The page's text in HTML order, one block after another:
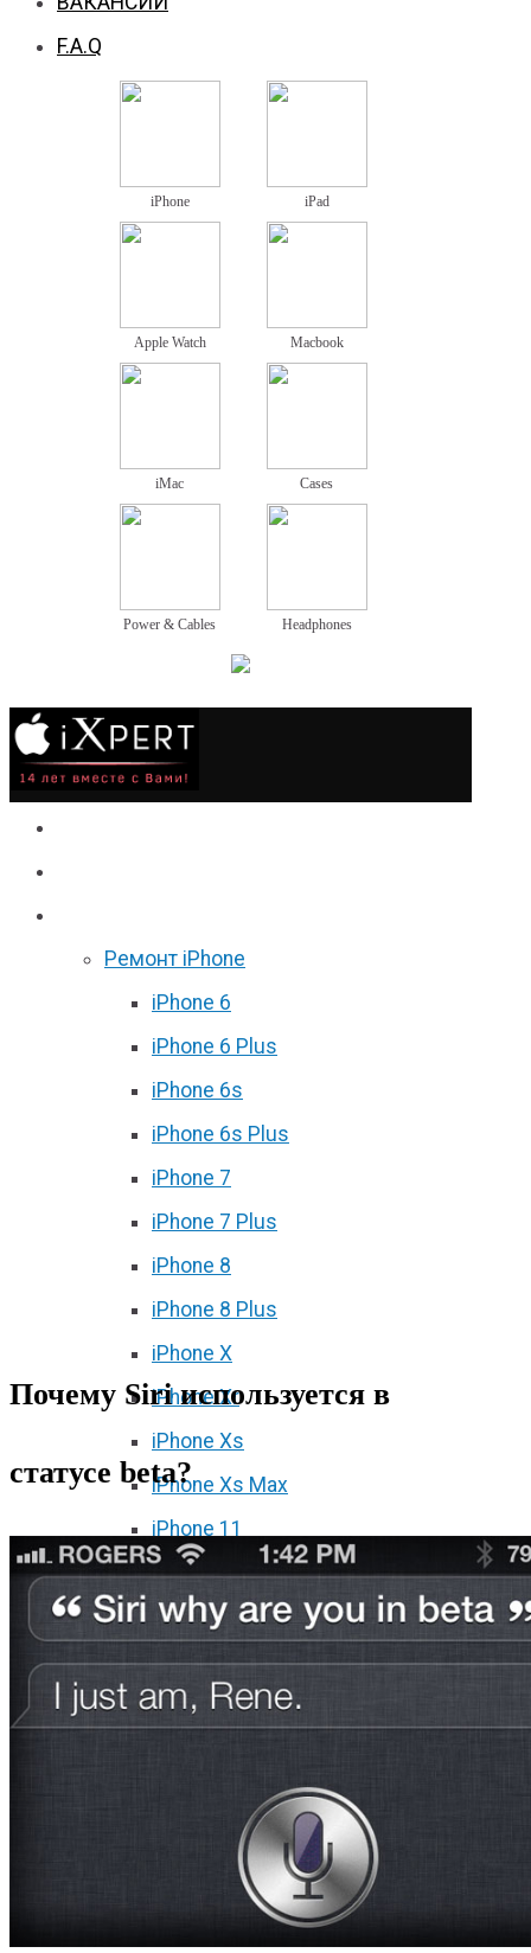
F.A.Q
iPhone iPad
Apple Watch Macbook
iMac Cases
Power & Cables Headphones
Ремонт iPhone
iPhone 6
iPhone 6 Plus
iPhone 6s
iPhone 6s Plus
iPhone 7
iPhone 7 Plus
iPhone 8
iPhone 8 Plus
iPhone X
iPhone Xr
iPhone Xs
iPhone Xs Max
iPhone 11
iPhone 11 Pro
iPhone 11 Pro Max
iPhone 12 mini
iPhone 12
iPhone 12 Pro Max
Почему Siri используется в
статусе beta?